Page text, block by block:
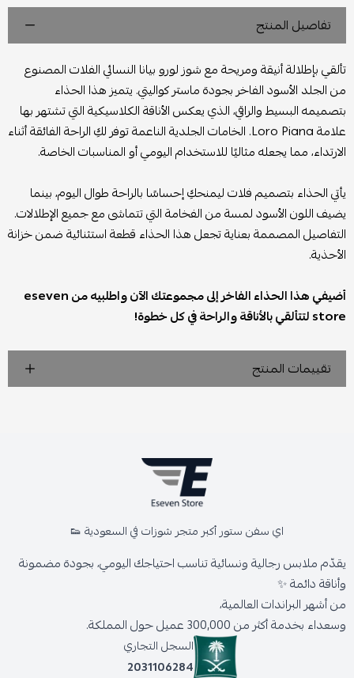
تفاصيل المنتج
تألقي بإطلالة أنيقة ومريحة مع شوز لورو بيانا النسائي الفلات المصنوع
من الجلد الأسود الفاخر بجودة ماستر كواليتي. يتميز هذا الحذاء
بتصميمه البسيط والراقي، الذي يعكس الأناقة الكلاسيكية التي تشتهر بها
علامة Loro Piana. الخامات الجلدية الناعمة توفر لكِ الراحة الفائقة أثناء
الارتداء، مما يجعله مثاليًا للاستخدام اليومي أو المناسبات الخاصة.
يأتي الحذاء بتصميم فلات ليمنحكِ إحساسًا بالراحة طوال اليوم، بينما
يضيف اللون الأسود لمسة من الفخامة التي تتماشى مع جميع الإطلالات.
التفاصيل المصممة بعناية تجعل هذا الحذاء قطعة استثنائية ضمن خزانة
الأحذية.
أضيفي هذا الحذاء الفاخر إلى مجموعتك الآن واطلبيه من eseven
store لتتألقي بالأناقة والراحة في كل خطوة!
تقييمات المنتج
اي سفن ستور أكبر متجر شوزات في السعودية 👟
يقدّم ملابس رجالية ونسائية تناسب احتياجك اليومي، بجودة مضمونة
وأناقة دائمة ✨
من أشهر البراندات العالمية،
وسعداء بخدمة أكثر من 300,000 عميل حول المملكة.
السجل التجاري
2031106284